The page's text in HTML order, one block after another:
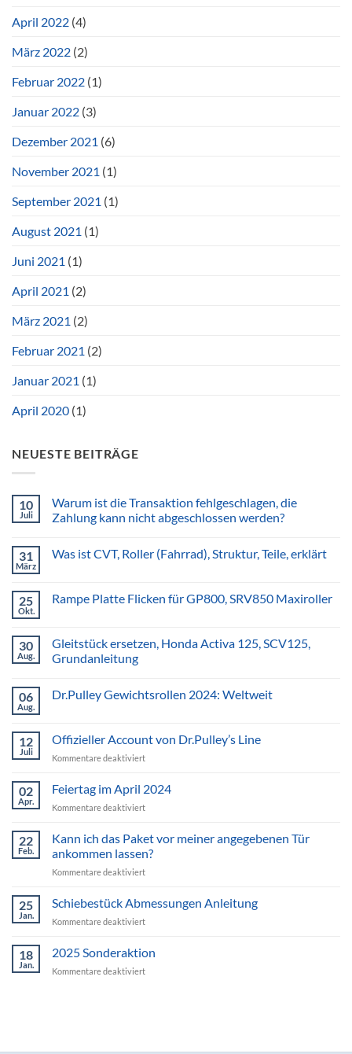
April 2022 (4)
März 2022 (2)
Februar 2022 (1)
Januar 2022 (3)
Dezember 2021 (6)
November 2021 (1)
September 2021 (1)
August 2021 (1)
Juni 2021 (1)
April 2021 (2)
März 2021 (2)
Februar 2021 (2)
Januar 2021 (1)
April 2020 (1)
NEUESTE BEITRÄGE
10
Juli
Warum ist die Transaktion fehlgeschlagen, die
Zahlung kann nicht abgeschlossen werden?
31
März
Was ist CVT, Roller (Fahrrad), Struktur, Teile, erklärt
25
Okt.
Rampe Platte Flicken für GP800, SRV850 Maxiroller
30
Aug.
Gleitstück ersetzen, Honda Activa 125, SCV125,
Grundanleitung
06
Aug.
Dr.Pulley Gewichtsrollen 2024: Weltweit
12
Juli
Offizieller Account von Dr.Pulley’s Line
Kommentare deaktiviertfür
Account
von
Dr.Pulley’s
02
Apr.
Feiertag im April 2024
Kommentare deaktiviertfür
im
April
2024
22
Feb.
Kann ich das Paket vor meiner angegebenen Tür
ankommen lassen?
Kommentare deaktiviertfür
das
Paket
meiner
Tür
25
Jan.
Schiebestück Abmessungen Anleitung
Kommentare deaktiviertfür
Anleitung
18
Jan.
2025 Sonderaktion
Kommentare deaktiviertfür